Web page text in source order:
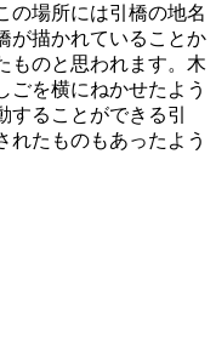
の場所には引橋の地名
が描かれていることか
ものと思われます。木
ごを横にねかせたよう
ることができる引
れたものもあったよう